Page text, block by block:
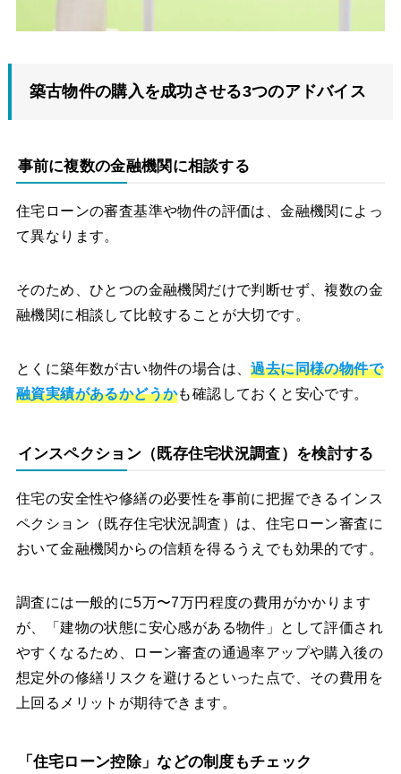
築古物件の購入を成功させる3つのアドバイス
事前に複数の金融機関に相談する
住宅ローンの審査基準や物件の評価は、金融機関によっ
て異なります。
そのため、ひとつの金融機関だけで判断せず、複数の金
融機関に相談して比較することが大切です。
とくに築年数が古い物件の場合は、過去に同様の物件で
融資実績があるかどうかも確認しておくと安心です。
インスペクション（既存住宅状況調査）を検討する
住宅の安全性や修繕の必要性を事前に把握できるインス
ペクション（既存住宅状況調査）は、住宅ローン審査に
おいて金融機関からの信頼を得るうえでも効果的です。
調査には一般的に5万〜7万円程度の費用がかかります
が、「建物の状態に安心感がある物件」として評価され
やすくなるため、ローン審査の通過率アップや購入後の
想定外の修繕リスクを避けるといった点で、その費用を
上回るメリットが期待できます。
「住宅ローン控除」などの制度もチェック